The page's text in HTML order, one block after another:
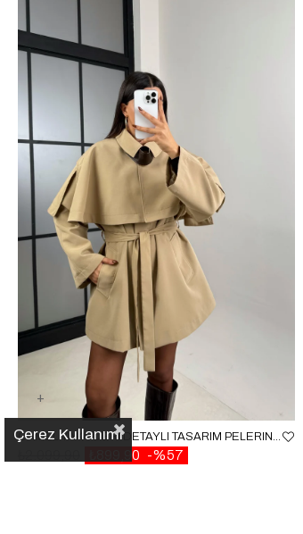
%57
₺899,90
Çerez Kullanımı